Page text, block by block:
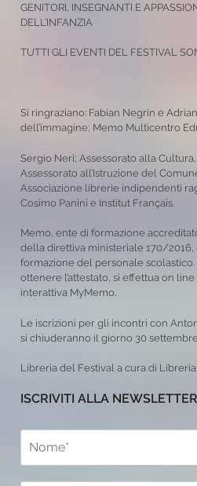
GENITORI, INSEGNANTI E
DELL’INFANZIA
TUTTI GLI EVENTI DEL FESTIVAL
Si ringraziano: Fabian Negrin e
dell’immagine; Memo Multicentro
Sergio Neri; Assessorato alla
Assessorato all’Istruzione del
Associazione librerie indipendenti
Cosimo Panini e Institut Français.
Memo, ente di formazione
della direttiva ministeriale 170/2016,
formazione del personale scolastico.
ottenere l’attestato, si effettua on
interattiva MyMemo.
Le iscrizioni per gli incontri con
si chiuderanno il giorno 30
Libreria del Festival a cura di
ISCRIVITI ALLA